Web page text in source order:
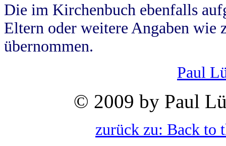
Die im Kirchenbuch ebenfalls
Eltern oder weitere Angaben wie
übernommen.
Paul
© 2009 by Paul
zurück zu: Back to